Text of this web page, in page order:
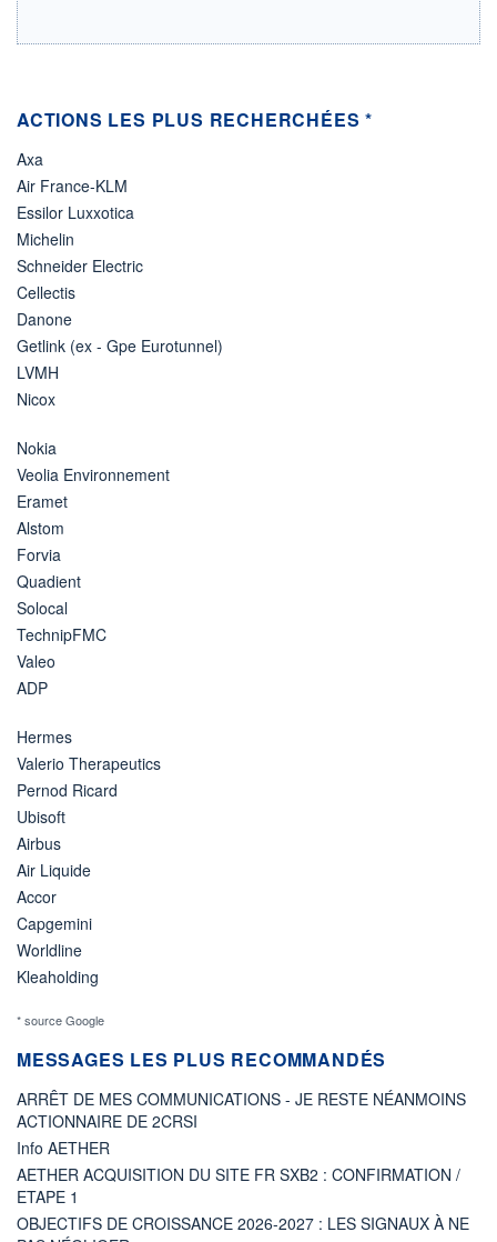
ACTIONS LES PLUS RECHERCHÉES *
Axa
Air France-KLM
Essilor Luxxotica
Michelin
Schneider Electric
Cellectis
Danone
Getlink (ex - Gpe Eurotunnel)
LVMH
Nicox
Nokia
Veolia Environnement
Eramet
Alstom
Forvia
Quadient
Solocal
TechnipFMC
Valeo
ADP
Hermes
Valerio Therapeutics
Pernod Ricard
Ubisoft
Airbus
Air Liquide
Accor
Capgemini
Worldline
Kleaholding
* source Google
MESSAGES LES PLUS RECOMMANDÉS
ARRÊT DE MES COMMUNICATIONS - JE RESTE NÉANMOINS
ACTIONNAIRE DE 2CRSI
Info AETHER
AETHER ACQUISITION DU SITE FR SXB2 : CONFIRMATION /
ETAPE 1
OBJECTIFS DE CROISSANCE 2026-2027 : LES SIGNAUX À NE